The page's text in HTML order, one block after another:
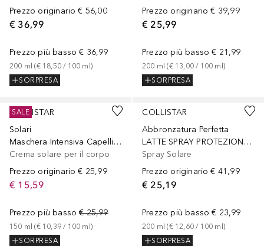
Prezzo originario € 56,00
€ 36,99
Prezzo più basso € 36,99
200 ml (€ 18,50 / 100 ml)
SORPRESA
Prezzo originario € 39,99
€ 25,99
Prezzo più basso € 21,99
200 ml (€ 13,00 / 100 ml)
SORPRESA
COLLISTAR
Solari
Maschera Intensiva Capelli Ristrutturante Doposole
Crema solare per il corpo
Prezzo originario € 25,99
€ 15,59
Prezzo più basso € 25,99
150 ml (€ 10,39 / 100 ml)
SORPRESA
SALE
COLLISTAR
Abbronzatura Perfetta
LATTE SPRAY PROTEZIONE ATTIVA PELLI IPERSENSIBILI SPF 30
Spray Solare
Prezzo originario € 41,99
€ 25,19
Prezzo più basso € 23,99
200 ml (€ 12,60 / 100 ml)
SORPRESA